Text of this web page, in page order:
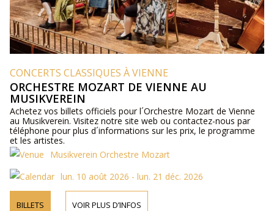
CONCERTS CLASSIQUES À VIENNE
ORCHESTRE MOZART DE VIENNE AU
MUSIKVEREIN
Achetez vos billets officiels pour l´Orchestre Mozart de Vienne
au Musikverein. Visitez notre site web ou contactez-nous par
téléphone pour plus d´informations sur les prix, le programme
et les artistes.
Musikverein Orchestre Mozart
lun. 10 août 2026 - lun. 21 déc. 2026
BILLETS VOIR PLUS D’INFOS